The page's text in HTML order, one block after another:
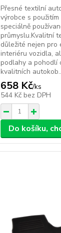
Přesné textilní
výrobce s
speciálně
průmyslu.Kvalitní
důležité nejen pro
interiéru vozidla,
podlahy a pohodlí
kvalitních
658 Kč/ks
544 Kč bez DPH
Do košíku,